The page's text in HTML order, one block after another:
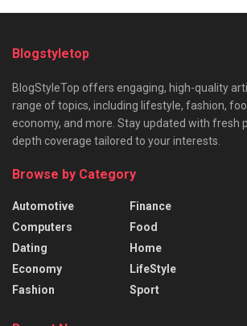
Blogstyletop
BlogStyleTop offers engaging, high-quality
range of topics, including lifestyle, fashion,
economy, and more. Stay updated with fresh
depth coverage tailored to your interests.
Browse by Category
Automotive
Computers
Dating
Economy
Fashion
Finance
Food
Home
LifeStyle
Sport